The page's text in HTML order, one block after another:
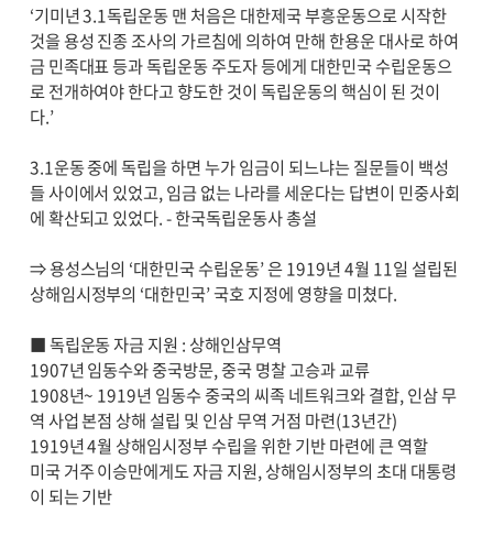
‘기미년 3.1독립운동 맨 처음은 대한제국 부흥운동으로 시작한
것을 용성 진종 조사의 가르침에 의하여 만해 한용운 대사로 하여
금 민족대표 등과 독립운동 주도자 등에게 대한민국 수립운동으
로 전개하여야 한다고 향도한 것이 독립운동의 핵심이 된 것이
다.’
3.1운동 중에 독립을 하면 누가 임금이 되느냐는 질문들이 백성
들 사이에서 있었고, 임금 없는 나라를 세운다는 답변이 민중사회
에 확산되고 있었다. - 한국독립운동사 총설
⇒ 용성스님의 ‘대한민국 수립운동’ 은 1919년 4월 11일 설립된
상해임시정부의 ‘대한민국’ 국호 지정에 영향을 미쳤다.
■ 독립운동 자금 지원 : 상해인삼무역
1907년 임동수와 중국방문, 중국 명찰 고승과 교류
1908년~ 1919년 임동수 중국의 씨족 네트워크와 결합, 인삼 무
역 사업 본점 상해 설립 및 인삼 무역 거점 마련(13년간)
1919년 4월 상해임시정부 수립을 위한 기반 마련에 큰 역할
미국 거주 이승만에게도 자금 지원, 상해임시정부의 초대 대통령
이 되는 기반